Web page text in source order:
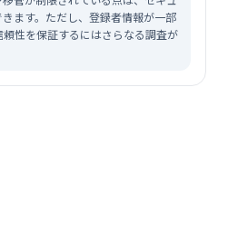
ます。ただし、登録者情報が一部
性を保証するにはさらなる調査が